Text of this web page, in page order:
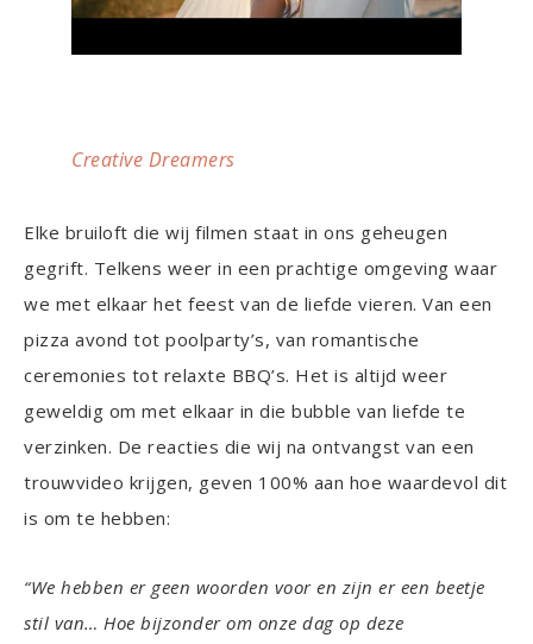
Creative Dreamers
Elke bruiloft die wij filmen staat in ons geheugen
gegrift. Telkens weer in een prachtige omgeving waar
we met elkaar het feest van de liefde vieren. Van een
pizza avond tot poolparty’s, van romantische
ceremonies tot relaxte BBQ’s. Het is altijd weer
geweldig om met elkaar in die bubble van liefde te
verzinken. De reacties die wij na ontvangst van een
trouwvideo krijgen, geven 100% aan hoe waardevol dit
is om te hebben:
“We hebben er geen woorden voor en zijn er een beetje
stil van… Hoe bijzonder om onze dag op deze